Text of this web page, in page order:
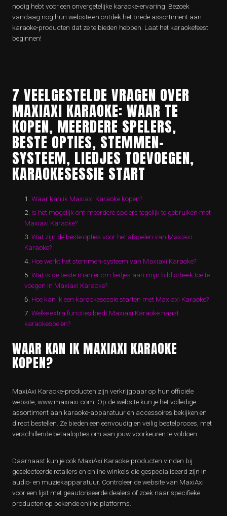
nodig hebt voor een onvergetelijke karaoke-ervaring. Bezoek
vandaag nog hun website en ontdek het brede assortiment aan
karaoke-producten dat ze te bieden hebben. Laat het karaokefeest
beginnen!
7 VEELGESTELDE VRAGEN OVER
MAXIAXI KARAOKE: WAAR TE
KOPEN, MEERDERE SPELERS,
BESTE OPTIES, STEMMEN-
SYSTEEM, LIEDJES TOEVOEGEN,
KARAOKESESSIE START
Waar kan ik Maxiaxi Karaoke kopen?
Is het mogelijk om meerdere spelers tegelijk te gebruiken met
Maxiaxi Karaoke?
Wat zijn de beste opties voor het afspelen van Maxiaxi
Karaoke?
Hoe werkt het stemmen-systeem van Maxiaxi Karaoke?
Wat is de beste manier om liedjes aan mijn bibliotheek toe te
voegen in Maxiaxi Karaoke?
Hoe kan ik een karaokesessie starten met Maxiaxi Karaoke?
Welke extra functies biedt Maxiaxi Karaoke naast
karaokespelen?
WAAR KAN IK MAXIAXI KARAOKE
KOPEN?
MaxiAxi Karaoke-producten zijn verkrijgbaar op hun officiële
website, www.maxiaxi.com. Op de website kun je het volledige
assortiment aan karaoke-apparatuur en accessoires bekijken en
direct bestellen. Ze bieden een eenvoudig en veilig bestelproces, met
verschillende betaalopties om aan jouw voorkeuren te voldoen.
Daarnaast kun je ook MaxiAxi Karaoke-producten vinden bij
geselecteerde retailers en online winkels die gespecialiseerd zijn in
audio- en muziekapparatuur. Controleer de website van MaxiAxi
voor een lijst met geautoriseerde dealers of zoek naar specifieke
producten op bekende online platforms.